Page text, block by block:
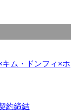
キム・ドンフィ×ホ
約締結